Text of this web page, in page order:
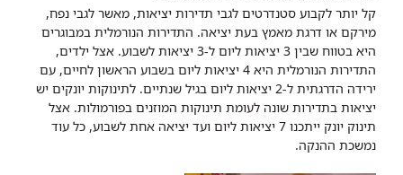
קל יותר לקבוע סטנדרטים לגבי תדירות יציאות, מאשר לגבי נפח,
מירקם או דרגת מאמץ בעת יציאה. התדירות הנורמלית במבוגרים
היא בטווח שבין 3 יציאות ליום ל-3 יציאות לשבוע. אצל ילדים,
התדירות הנורמלית היא 4 יציאות ליום בשבוע הראשון לחיים, עם
ירידה הדרגתית ל-2 יציאות ליום בגיל שנתיים. לתינוקות יונקים יש
יציאות בתדירות שונה לעומת תינוקות המוזנים בפורמולות. אצל
תינוק יונק ייתכנו 7 יציאות ליום ועד יציאה אחת לשבוע, כל עוד
נמשכת ההנקה.